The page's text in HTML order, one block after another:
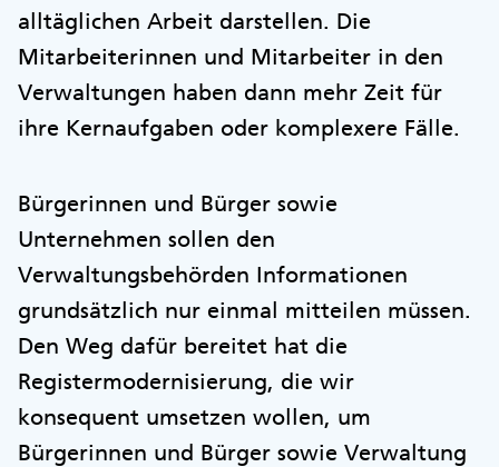
alltäglichen Arbeit darstellen. Die
Mitarbeiterinnen und Mitarbeiter in den
Verwaltungen haben dann mehr Zeit für
ihre Kernaufgaben oder komplexere Fälle.
Bürgerinnen und Bürger sowie
Unternehmen sollen den
Verwaltungsbehörden Informationen
grundsätzlich nur einmal mitteilen müssen.
Den Weg dafür bereitet hat die
Registermodernisierung, die wir
konsequent umsetzen wollen, um
Bürgerinnen und Bürger sowie Verwaltung